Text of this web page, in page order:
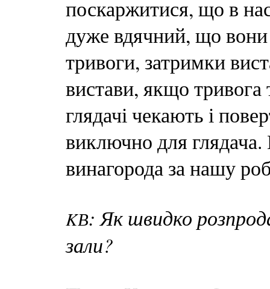
поскаржитися, що в
дуже вдячний, що вони
тривоги, затримки
вистави, якщо тривога
глядачі чекають і
виключно для
винагорода за нашу
KВ: Як швидко
зали?